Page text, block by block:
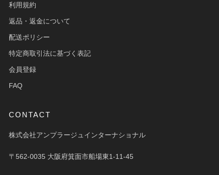
利用規約
返品・返金について
配送ポリシー
特定商取引法に基づく表記
会員登録
FAQ
CONTACT
株式会社アンプラージュインターナショナル
〒562-0035 大阪府箕面市船場東1-11-45